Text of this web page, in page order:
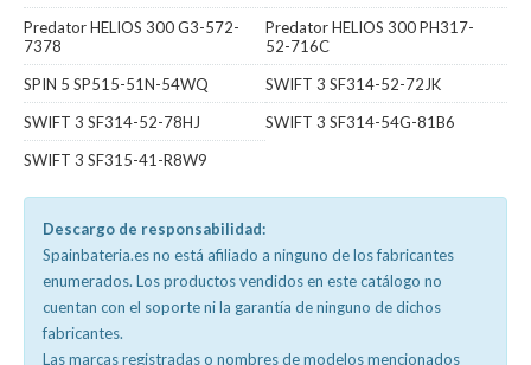
Predator HELIOS 300 G3-572-
7378
Predator HELIOS 300 PH317-
52-716C
SPIN 5 SP515-51N-54WQ
SWIFT 3 SF314-52-72JK
SWIFT 3 SF314-52-78HJ
SWIFT 3 SF314-54G-81B6
SWIFT 3 SF315-41-R8W9
Descargo de responsabilidad:
Spainbateria.es no está afiliado a ninguno de los fabricantes
enumerados. Los productos vendidos en este catálogo no
cuentan con el soporte ni la garantía de ninguno de dichos
fabricantes.
Las marcas registradas o nombres de modelos mencionados